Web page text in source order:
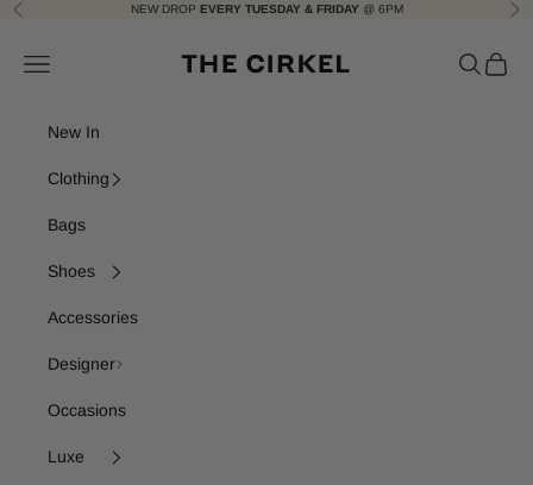
Skip to content
Previous NEW DROP EVERY TUESDAY & FRIDAY @ 6PM
Navigation menu Search
Cart
New In
Clothing
Bags
Shoes
Accessories
Designer
Occasions
Luxe